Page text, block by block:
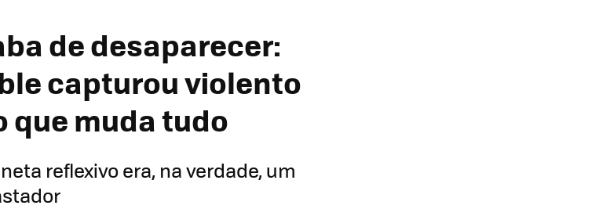
de desaparecer:
capturou violento
que muda tudo
reflexivo era, na verdade, um